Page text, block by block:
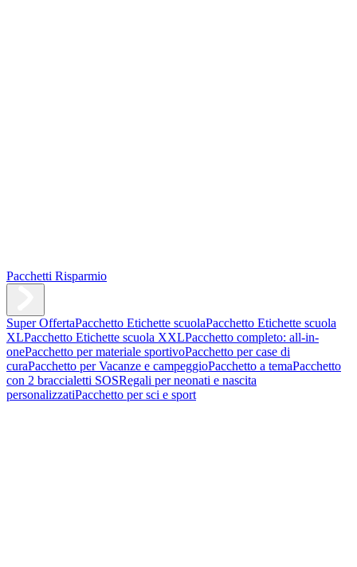
Pacchetti Risparmio
Super OffertaPacchetto Etichette scuolaPacchetto Etichette scuola
XLPacchetto Etichette scuola XXLPacchetto completo: all-in-
onePacchetto per materiale sportivoPacchetto per case di
curaPacchetto per Vacanze e campeggioPacchetto a temaPacchetto
con 2 braccialetti SOSRegali per neonati e nascita
personalizzatiPacchetto per sci e sport